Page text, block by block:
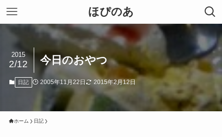
ほぴのあ
今日のおやつ
2015
2/12
日記 2005年11月22日 2015年2月12日
ホーム 日記